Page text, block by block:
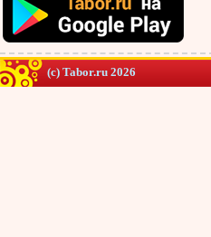
(c) Tabor.ru 2026